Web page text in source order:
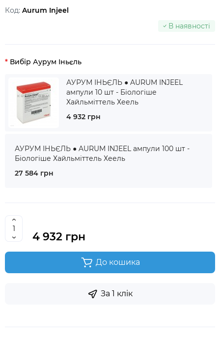
Код: Aurum Injeel
В наявності
Вибір Аурум Іньєль
АУРУМ ІНЬЄЛЬ ● AURUM INJEEL
ампули 10 шт - Біологіше
Хайльміттель Хеель
4 932 грн
АУРУМ ІНЬЄЛЬ ● AURUM INJEEL ампули 100 шт -
Біологіше Хайльміттель Хеель
27 584 грн
4 932 грн
До кошика
За 1 клік